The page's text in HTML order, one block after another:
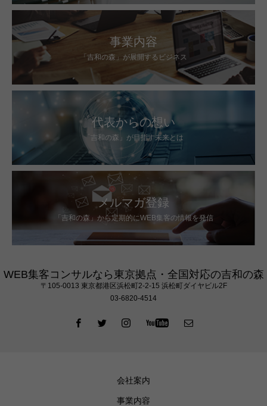
事業内容
「吉和の森」が展開するビジネス
代表からの想い
「吉和の森」が目指す未来とは
メルマガ登録
「吉和の森」から定期的にWEB集客の情報を発信
WEB集客コンサルなら東京拠点・全国対応の吉和の森
〒105‐0013 東京都港区浜松町2-2-15 浜松町ダイヤビル2F
03-6820-4514
会社案内
事業内容